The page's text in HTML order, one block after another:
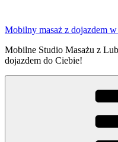
treści
Mobilny masaż z dojazdem
Mobilne Studio Masażu z
dojazdem do Ciebie!